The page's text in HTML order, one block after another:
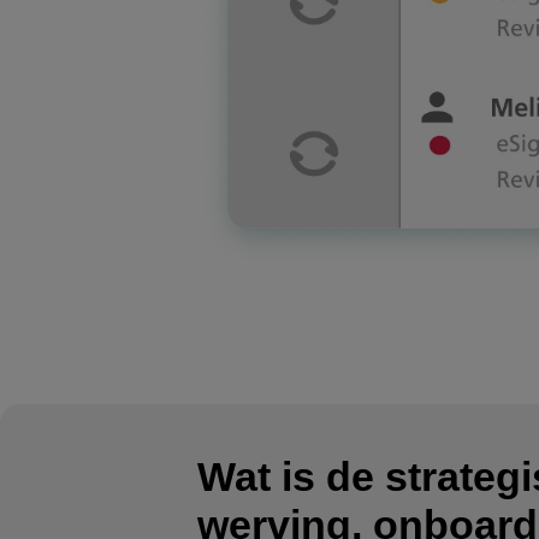
Wat is de
werving,